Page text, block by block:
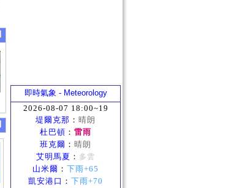
即時氣象 - Meteorology
2026-08-07 18:00~19
堤爾克那 ： 晴朗
杜巴頓 ： 雷雨
班克爾 ： 晴朗
艾明馬夏 ： 多雲
山米爾 ： 下雨+65
凱安港口 ： 下雨+70